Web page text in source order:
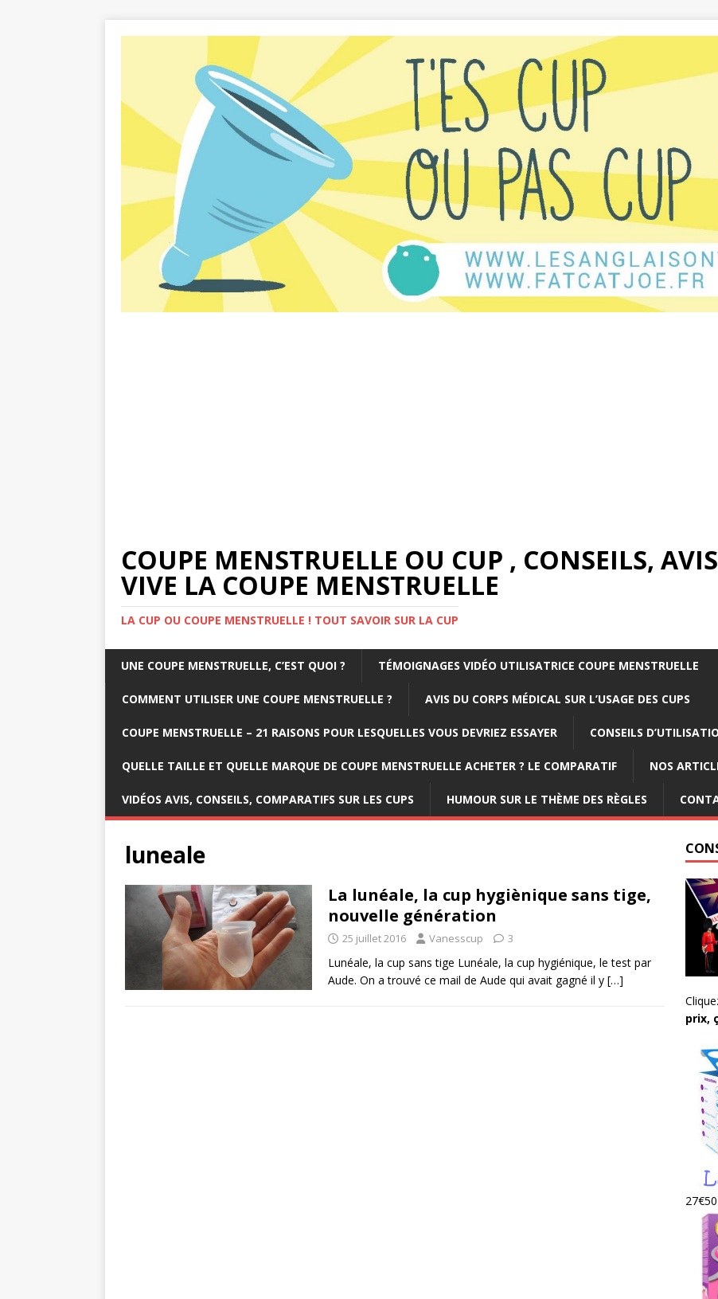
COUPE MENSTRUELLE OU CUP , CONSEILS,
VIVE LA COUPE MENSTRUELLE
LA CUP OU COUPE MENSTRUELLE ! TOUT SAVOIR SUR LA CUP
UNE COUPE MENSTRUELLE, C’EST QUOI ? TÉMOIGNAGES VIDÉO UTILISATRICE COUPE MENSTRUELLE
COMMENT UTILISER UNE COUPE MENSTRUELLE ? AVIS DU CORPS MÉDICAL SUR L’USAGE DES CUPS
COUPE MENSTRUELLE – 21 RAISONS POUR LESQUELLES VOUS DEVRIEZ ESSAYER CONSEILS
QUELLE TAILLE ET QUELLE MARQUE DE COUPE MENSTRUELLE ACHETER ? LE COMPARATIF NOS
VIDÉOS AVIS, CONSEILS, COMPARATIFS SUR LES CUPS HUMOUR SUR LE THÈME DES RÈGLES
luneale
La lunéale, la cup hygiènique sans tige,
nouvelle génération
25 juillet 2016 Vanesscup 3
Lunéale, la cup sans tige Lunéale, la cup hygiénique, le test par
Aude. On a trouvé ce mail de Aude qui avait gagné il y […]
prix,